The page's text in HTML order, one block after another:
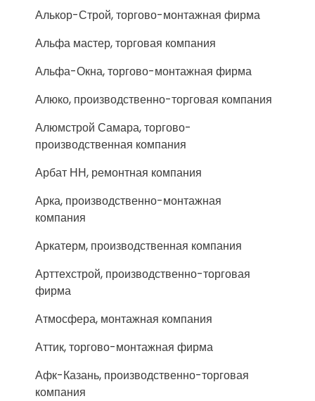
Алькор-Строй, торгово-монтажная фирма
Альфа мастер, торговая компания
Альфа-Окна, торгово-монтажная фирма
Алюко, производственно-торговая компания
Алюмстрой Самара, торгово-
производственная компания
Арбат НН, ремонтная компания
Арка, производственно-монтажная
компания
Аркатерм, производственная компания
Арттехстрой, производственно-торговая
фирма
Атмосфера, монтажная компания
Аттик, торгово-монтажная фирма
Афк-Казань, производственно-торговая
компания